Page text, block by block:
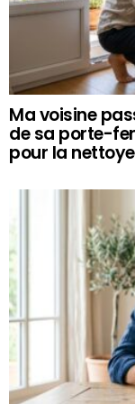
Ma voisine
de sa porte-
pour la